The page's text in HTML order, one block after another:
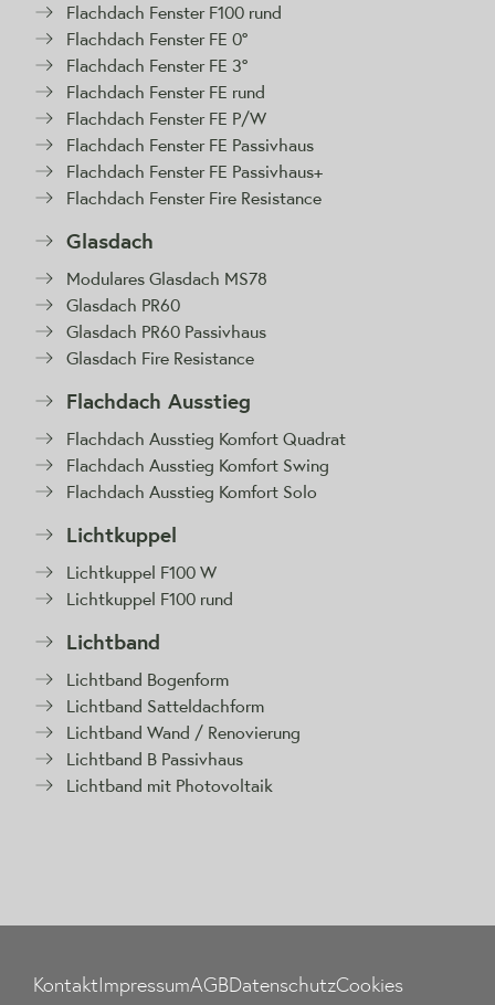
Flachdach Fenster F100 rund
Flachdach Fenster FE 0°
Flachdach Fenster FE 3°
Flachdach Fenster FE rund
Flachdach Fenster FE P/W
Flachdach Fenster FE Passivhaus
Flachdach Fenster FE Passivhaus+
Flachdach Fenster Fire Resistance
Glasdach
Modulares Glasdach MS78
Glasdach PR60
Glasdach PR60 Passivhaus
Glasdach Fire Resistance
Flachdach Ausstieg
Flachdach Ausstieg Komfort Quadrat
Flachdach Ausstieg Komfort Swing
Flachdach Ausstieg Komfort Solo
Lichtkuppel
Lichtkuppel F100 W
Lichtkuppel F100 rund
Lichtband
Lichtband Bogenform
Lichtband Satteldachform
Lichtband Wand / Renovierung
Lichtband B Passivhaus
Lichtband mit Photovoltaik
KontaktImpressumAGBDatenschutzCookies